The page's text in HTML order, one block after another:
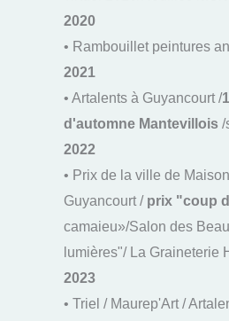
2020
• Rambouillet peintures
2021
• Artalents à Guyancourt /
d'automne Mantevillois /
2022
• Prix de la ville de
Guyancourt / prix "coup
camaieu»/Salon des
lumières"/ La Graineterie
2023
• Triel / Maurep'Art /